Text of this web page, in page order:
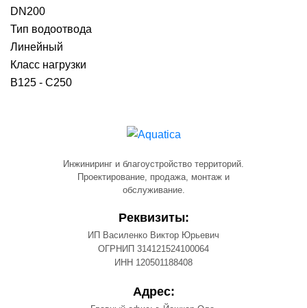
DN200
Тип водоотвода
Линейный
Класс нагрузки
B125 - C250
Инжиниринг и благоустройство территорий.
Проектирование, продажа, монтаж и
обслуживание.
Реквизиты:
ИП Василенко Виктор Юрьевич
ОГРНИП 314121524100064
ИНН 120501188408
Адрес: